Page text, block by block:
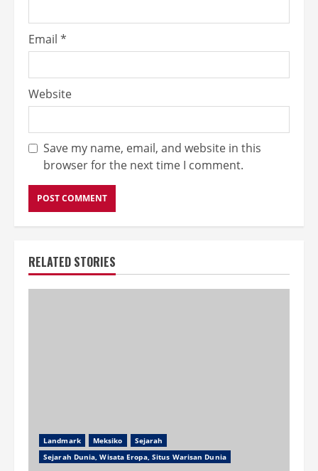
Email *
Website
Save my name, email, and website in this
browser for the next time I comment.
RELATED STORIES
Landmark Meksiko
Sejarah
Sejarah Dunia, Wisata Eropa, Situs Warisan Dunia